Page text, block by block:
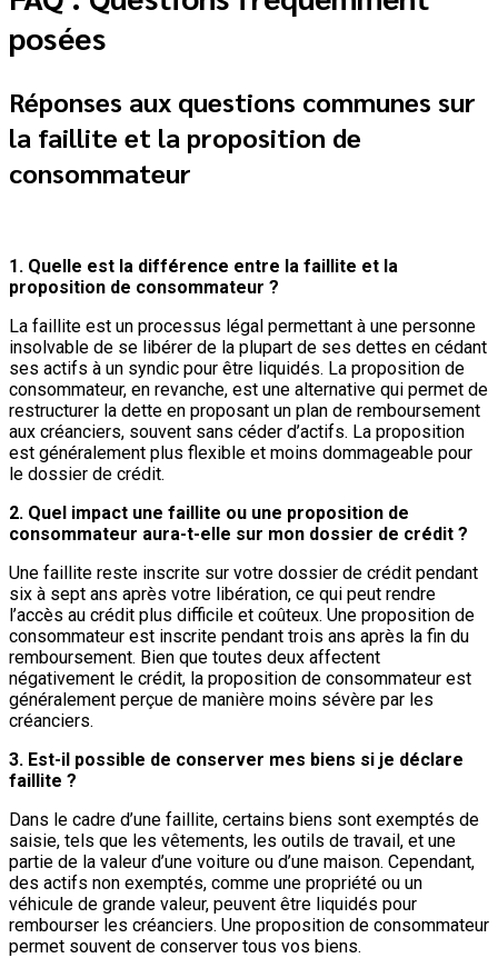
posées
Réponses aux questions communes sur
la faillite et la proposition de
consommateur
1. Quelle est la différence entre la faillite et la
proposition de consommateur ?
La faillite est un processus légal permettant à une personne
insolvable de se libérer de la plupart de ses dettes en cédant
ses actifs à un syndic pour être liquidés. La proposition de
consommateur, en revanche, est une alternative qui permet de
restructurer la dette en proposant un plan de remboursement
aux créanciers, souvent sans céder d’actifs. La proposition
est généralement plus flexible et moins dommageable pour
le dossier de crédit.
2. Quel impact une faillite ou une proposition de
consommateur aura-t-elle sur mon dossier de crédit ?
Une faillite reste inscrite sur votre dossier de crédit pendant
six à sept ans après votre libération, ce qui peut rendre
l’accès au crédit plus difficile et coûteux. Une proposition de
consommateur est inscrite pendant trois ans après la fin du
remboursement. Bien que toutes deux affectent
négativement le crédit, la proposition de consommateur est
généralement perçue de manière moins sévère par les
créanciers.
3. Est-il possible de conserver mes biens si je déclare
faillite ?
Dans le cadre d’une faillite, certains biens sont exemptés de
saisie, tels que les vêtements, les outils de travail, et une
partie de la valeur d’une voiture ou d’une maison. Cependant,
des actifs non exemptés, comme une propriété ou un
véhicule de grande valeur, peuvent être liquidés pour
rembourser les créanciers. Une proposition de consommateur
permet souvent de conserver tous vos biens.